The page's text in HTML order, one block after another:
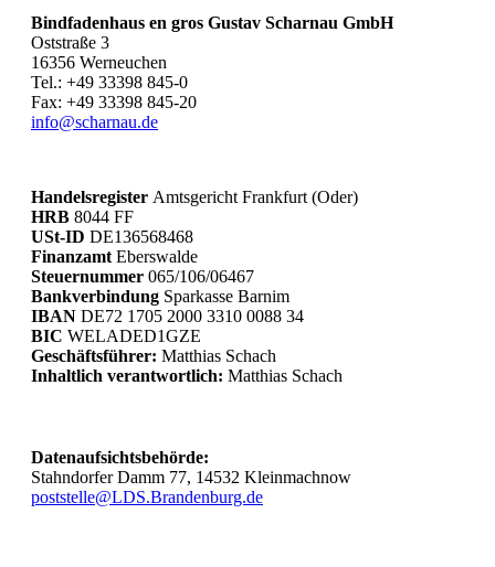
Bindfadenhaus en gros Gustav Scharnau GmbH
Oststraße 3
16356 Werneuchen
Tel.: +49 33398 845-0
Fax: +49 33398 845-20
info@scharnau.de
Handelsregister Amtsgericht Frankfurt (Oder)
HRB 8044 FF
USt-ID DE136568468
Finanzamt Eberswalde
Steuernummer 065/106/06467
Bankverbindung Sparkasse Barnim
IBAN DE72 1705 2000 3310 0088 34
BIC WELADED1GZE
Geschäftsführer: Matthias Schach
Inhaltlich verantwortlich: Matthias Schach
Datenaufsichtsbehörde:
Stahndorfer Damm 77, 14532 Kleinmachnow
poststelle@LDS.Brandenburg.de